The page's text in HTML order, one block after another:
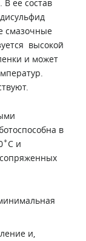
ее состав
смазочные
высокой
и может
в
и
и,